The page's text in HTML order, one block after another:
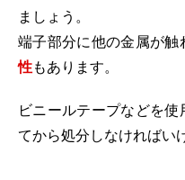
ましょう。
端子部分に他の金属が触
性もあります。
ビニールテープなどを
てから処分しなければい